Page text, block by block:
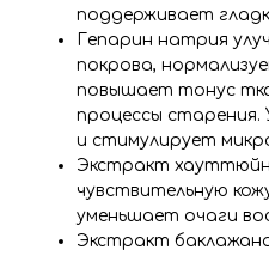
поддерживает
Гепарин натрия
покрова,
повышает тонус
процессы
и стимулирует
Экстракт
чувствительную
уменьшает очаги
Экстракт